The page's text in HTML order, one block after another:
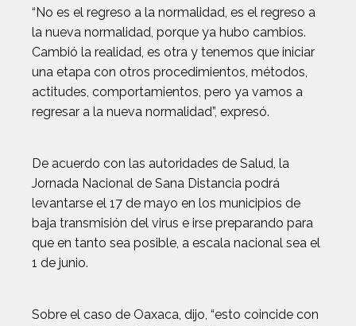
“No es el regreso a la normalidad, es el regreso a
la nueva normalidad, porque ya hubo cambios.
Cambió la realidad, es otra y tenemos que iniciar
una etapa con otros procedimientos, métodos,
actitudes, comportamientos, pero ya vamos a
regresar a la nueva normalidad”, expresó.
De acuerdo con las autoridades de Salud, la
Jornada Nacional de Sana Distancia podrá
levantarse el 17 de mayo en los municipios de
baja transmisión del virus e irse preparando para
que en tanto sea posible, a escala nacional sea el
1 de junio.
Sobre el caso de Oaxaca, dijo, “esto coincide con